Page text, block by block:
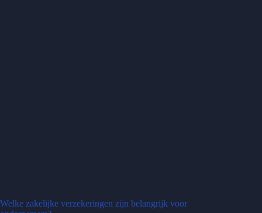
Welke zakelijke verzekeringen zijn belangrijk voor